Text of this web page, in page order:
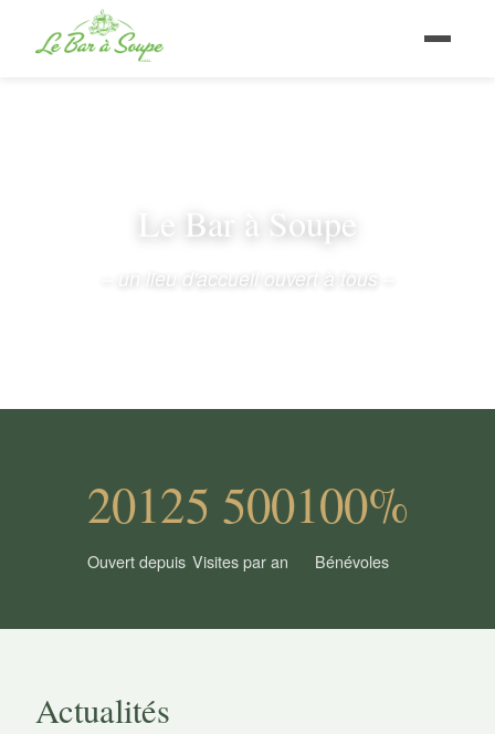
Le Bar à Soupe
– un lieu d'accueil ouvert à tous –
2012
Ouvert depuis
5 500
Visites par an
100%
Bénévoles
Actualités